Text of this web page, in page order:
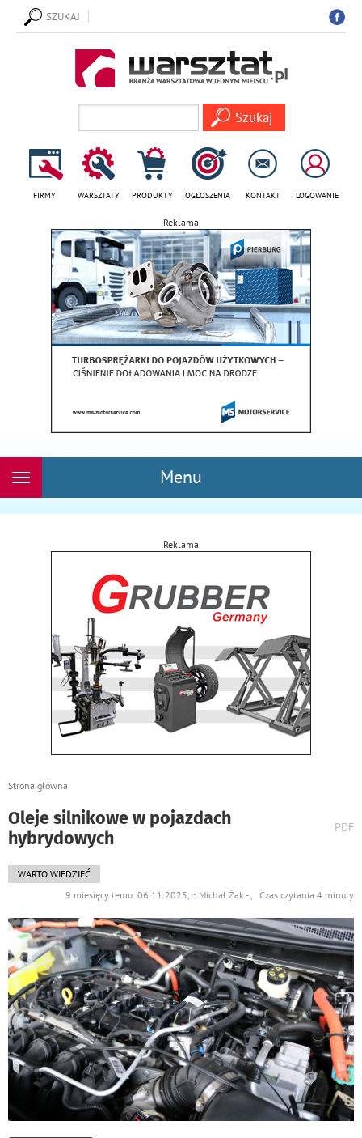
SZUKAJ
FIRMY WARSZTATY PRODUKTY OGŁOSZENIA KONTAKT LOGOWANIE
Reklama
Menu
Rozwiń
Reklama
Strona główna
Oleje silnikowe w pojazdach
hybrydowych
PDF
WARTO WIEDZIEĆ
9 miesięcy temu 06.11.2025, ~ Michał Żak - , Czas czytania 4 minuty